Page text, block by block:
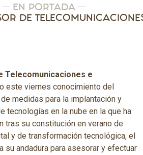
EN PORTADA
Telecomunicaciones e
este viernes conocimiento del
medidas para la implantación y
tecnologías en la nube en la que ha
tras su constitución en verano de
y de transformación tecnológica, el
su andadura para asesorar y efectuar